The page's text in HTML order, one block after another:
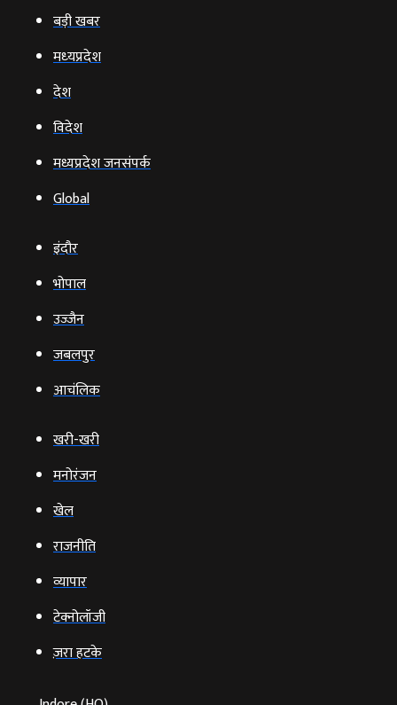
बड़ी खबर
मध्‍यप्रदेश
देश
विदेश
मध्यप्रदेश जनसंपर्क
Global
इंदौर
भोपाल
उज्‍जैन
जबलपुर
आचंलिक
खरी-खरी
मनोरंजन
खेल
राजनीति
व्‍यापार
टेक्‍नोलॉजी
ज़रा हटके